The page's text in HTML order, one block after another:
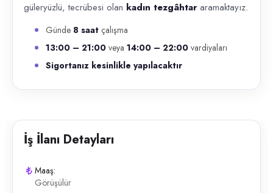
güleryüzlü, tecrübesi olan kadın tezgâhtararamaktayız.
Günde 8 saat çalışma
13:00 – 21:00 veya 14:00 – 22:00 vardiyaları
Sigortanız kesinlikle yapılacaktır
İş İlanı Detayları
Maaş:
Görüşülür